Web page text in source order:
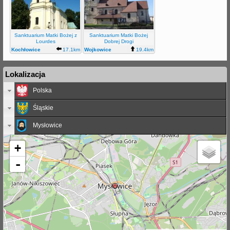
Sanktuarium Matki Bożej z
Lourdes
Kochłowice
17.1km
Sanktuarium Matki Bożej
Dobrej Drogi
Wojkowice
19.4km
Lokalizacja
Polska
Śląskie
Mysłowice
+
-